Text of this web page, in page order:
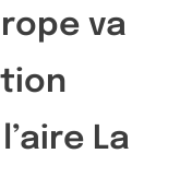
va
La